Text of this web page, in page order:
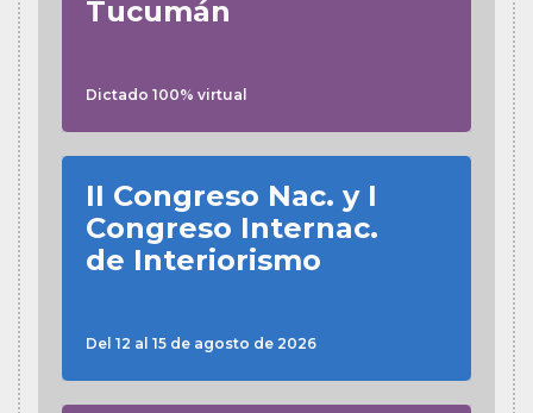
Tucumán
Dictado 100% virtual
II Congreso Nac. y I
Congreso Internac.
de Interiorismo
Del 12 al 15 de agosto de 2026